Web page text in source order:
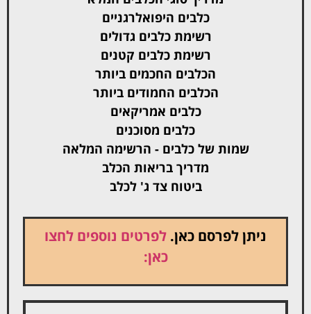
כלבים היפואלרגניים
רשימת כלבים גדולים
רשימת כלבים קטנים
הכלבים החכמים ביותר
הכלבים החמודים ביותר
כלבים אמריקאים
כלבים מסוכנים
שמות של כלבים - הרשימה המלאה
מדריך בריאות הכלב
ביטוח צד ג' לכלב
ניתן לפרסם כאן. לפרטים נוספים לחצו
כאן: